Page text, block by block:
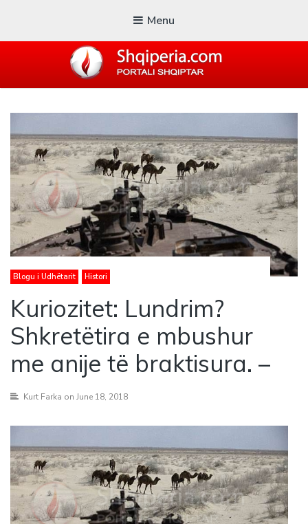
Menu
Blogu i Udhëtarit Histori
Kuriozitet: Lundrim?
Shkretëtira e mbushur
me anije të braktisura. –
Kurt Farka on June 18, 2018